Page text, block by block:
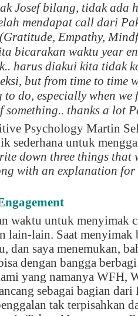
Josef bilang, tidak ada
mendapat call dari
Empathy,
bicarakan waktu year
harus diakui kita tidak
but from time to time
do, especially when we
something.. thanks a lot
Psychology Martin
sederhana untuk
down three things that
with an explanation for
waktu untuk menyimak
lain-lain. Saat menyimak
dan saya menemukan,
dengan bangga
yang namanya WFH,
sebagai bagian dari
tak terpisahkan